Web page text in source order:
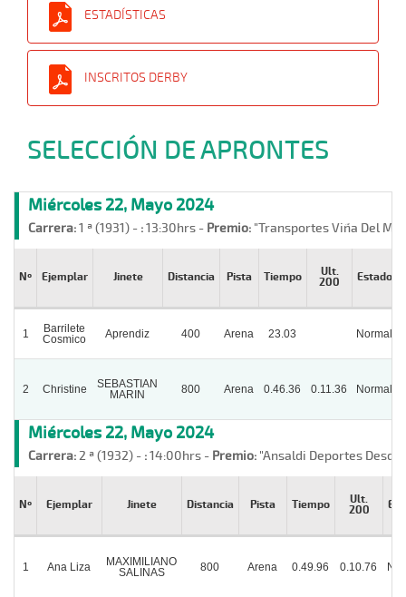
ESTADÍSTICAS
INSCRITOS DERBY
SELECCIÓN DE APRONTES
Miércoles 22, Mayo 2024
Carrera:1 ª (1931) - :13:30hrs - Premio: "Transportes Viña Del
Nº Ejemplar Jinete Distancia Pista Tiempo
Ult.
200
Estado
1
Barrilete
Cosmico
Aprendiz 400 Arena 23.03 Normal
2 Christine
SEBASTIAN
MARIN
800 Arena 0.46.36 0.11.36 Normal
Miércoles 22, Mayo 2024
Carrera:2 ª (1932) - :14:00hrs - Premio: "Ansaldi Deportes Desde
Nº Ejemplar Jinete Distancia Pista Tiempo
Ult.
200
1 Ana Liza
MAXIMILIANO
SALINAS
800 Arena 0.49.96 0.10.76